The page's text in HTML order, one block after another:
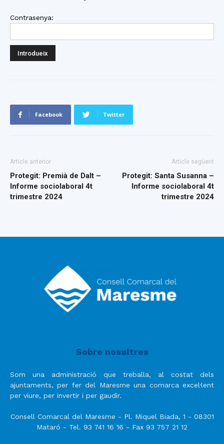
Contrasenya:
Facebook Twitter
Article anterior
Protegit: Premià de Dalt –
Informe sociolaboral 4t
trimestre 2024
Article següent
Protegit: Santa Susanna –
Informe sociolaboral 4t
trimestre 2024
Sobre nosaltres
Som una administració que treballa, al costat dels
ajuntaments, per fer del Maresme una comarca excel·lent
per viure, per invertir i per gaudir.
Consell Comarcal del Maresme - Pl. Miquel Biada, 1 - 08301
Mataró - Tel. 93 741 16 16 - Fax 93 757 21 12